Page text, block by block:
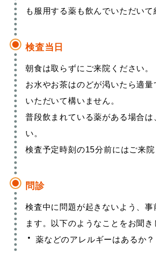
も服用する薬も飲んでいただいて
検査当日
朝食は取らずにご来院ください。
お水やお茶はのどが渇いたら適
いただいて構いません。
普段飲まれている薬がある場合は
い。
検査予定時刻の15分前にはご来院
問診
検査中に問題が起きないよう、事
ます。以下のようなことをお聞き
薬などのアレルギーはあるか？